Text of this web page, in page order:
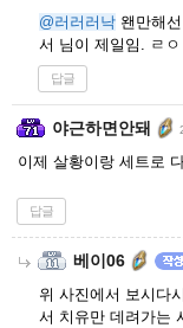
@러러러낙 왠만해
서 님이 제일임. ㄹ
답글
야근하면안돼
이제 살황이랑 세트로
답글
베이06
위 사진에서 보시다
서 치유만 데려가는